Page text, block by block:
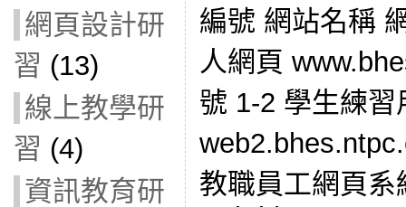
網頁設計研
習 (13)
線上教學研
習 (4)
資訊教育研
編號 網站名稱
人網頁
號 1-2 學生練習
教職員工網頁系